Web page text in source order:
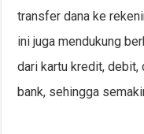
transfer dana ke
ini juga mendukung
dari kartu kredit,
bank, sehingga